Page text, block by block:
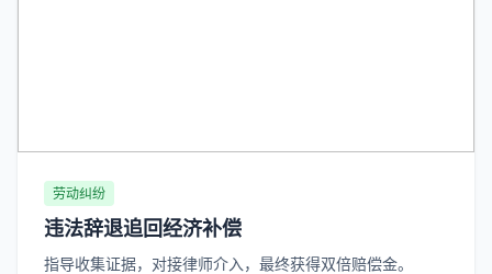
劳动纠纷
违法辞退追回经济补偿
指导收集证据，对接律师介入，最终获得双倍赔偿金。